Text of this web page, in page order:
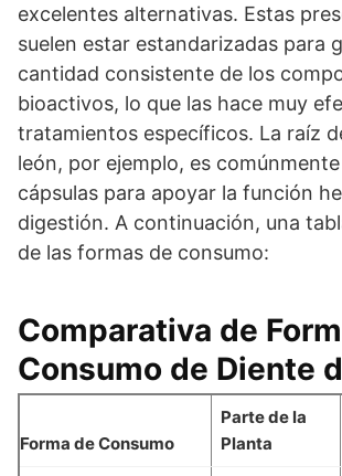
excelentes alternativas. Estas
suelen estar estandarizadas para
cantidad consistente de los
bioactivos, lo que las hace muy
tratamientos específicos. La raíz
león, por ejemplo, es
cápsulas para apoyar la función
digestión. A continuación, una
de las formas de consumo:
Comparativa de
Consumo de Diente
Forma de Consumo
Parte de la
Planta